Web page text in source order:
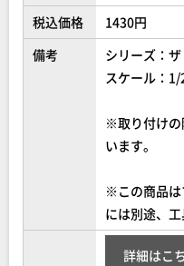
税込価格
1430円
備考
シリーズ：
スケール：1/
※取り付けの
います。
※この商品は
には別途、工
詳細はこ